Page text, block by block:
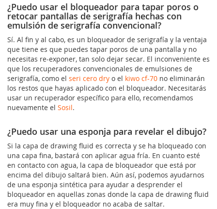
¿Puedo usar el bloqueador para tapar poros o
retocar pantallas de serigrafía hechas con
emulsión de serigrafía convencional?
Sí. Al fin y al cabo, es un bloqueador de serigrafía y la ventaja
que tiene es que puedes tapar poros de una pantalla y no
necesitas re-exponer, tan solo dejar secar. El inconveniente es
que los recuperadores convencionales de emulsiones de
serigrafía, como el seri cero dry o el kiwo cf-70 no eliminarán
los restos que hayas aplicado con el bloqueador. Necesitarás
usar un recuperador específico para ello, recomendamos
nuevamente el Sosil.
¿Puedo usar una esponja para revelar el dibujo?
Si la capa de drawing fluid es correcta y se ha bloqueado con
una capa fina, bastará con aplicar agua fría. En cuanto esté
en contacto con agua, la capa de bloqueador que está por
encima del dibujo saltará bien. Aún así, podemos ayudarnos
de una esponja sintética para ayudar a desprender el
bloqueador en aquellas zonas donde la capa de drawing fluid
era muy fina y el bloqueador no acaba de saltar.